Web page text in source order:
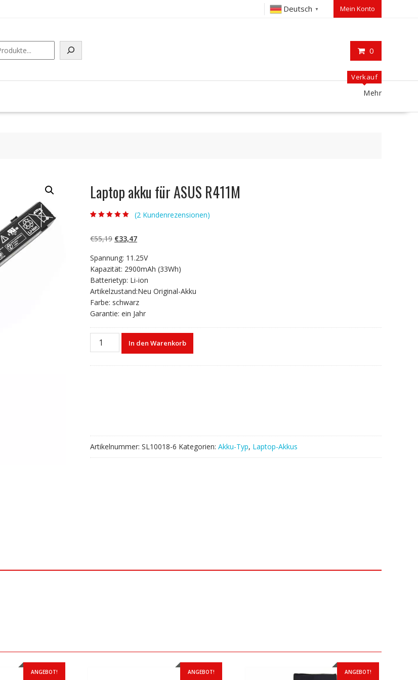
Deutsch ▼ Mein Konto
0
Verkauf
Mehr
Laptop akku für ASUS R411M
basierend auf
Kundenbewertun
(2 Kundenrezensionen)
€55,19 Ursprünglicher
war:
€55,19
€33,47Aktueller
ist:
€33,47.
Spannung: 11.25V
Kapazität: 2900mAh (33Wh)
Batterietyp: Li-ion
Artikelzustand:Neu Original-Akku
Farbe: schwarz
Garantie: ein Jahr
Laptop
akku
In den Warenkorb
Artikelnummer: SL10018-6 Kategorien: Akku-Typ, Laptop-Akkus
ANGEBOT! ANGEBOT! ANGEBOT!